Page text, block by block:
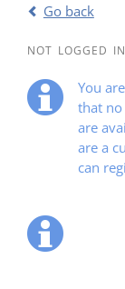
Go back
NOT LOGGED IN
You
that
are
are a
can